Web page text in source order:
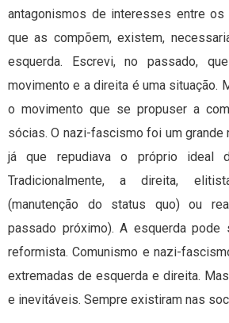
antagonismos de interesses entre
que as compõem, existem,
esquerda. Escrevi, no passado,
movimento e a direita é uma situação.
o movimento que se propuser a
sócias. O nazi-fascismo foi um grande
já que repudiava o próprio ideal
Tradicionalmente, a direita,
(manutenção do status quo) ou
passado próximo). A esquerda pode
reformista. Comunismo e nazi-
extremadas de esquerda e direita.
e inevitáveis. Sempre existiram nas